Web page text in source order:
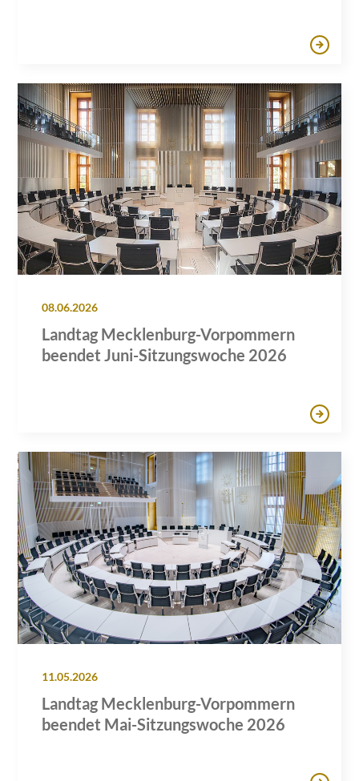
08.06.2026
Landtag Mecklenburg-Vorpommern
beendet Juni-Sitzungswoche 2026
11.05.2026
Landtag Mecklenburg-Vorpommern
beendet Mai-Sitzungswoche 2026